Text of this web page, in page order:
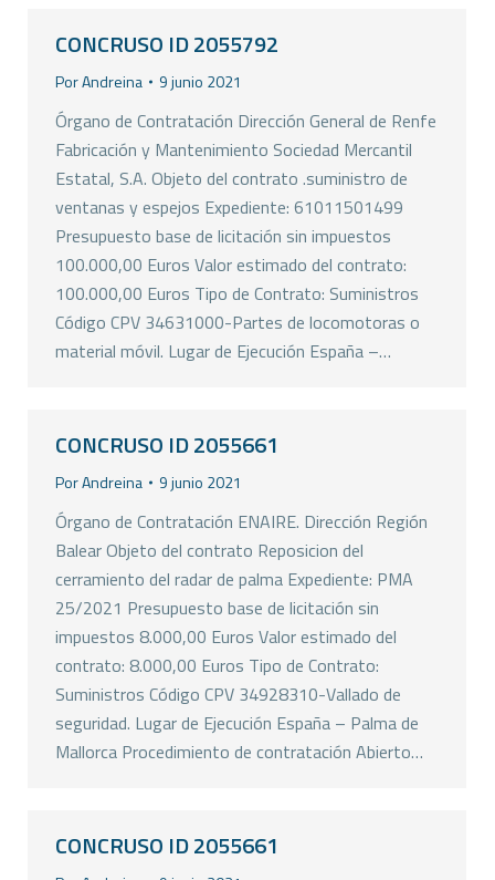
CONCRUSO ID 2055792
PorAndreina 9 junio 2021
Órgano de Contratación Dirección General de Renfe
Fabricación y Mantenimiento Sociedad Mercantil
Estatal, S.A. Objeto del contrato .suministro de
ventanas y espejos Expediente: 61011501499
Presupuesto base de licitación sin impuestos
100.000,00 Euros Valor estimado del contrato:
100.000,00 Euros Tipo de Contrato: Suministros
Código CPV 34631000-Partes de locomotoras o
material móvil. Lugar de Ejecución España –…
CONCRUSO ID 2055661
PorAndreina 9 junio 2021
Órgano de Contratación ENAIRE. Dirección Región
Balear Objeto del contrato Reposicion del
cerramiento del radar de palma Expediente: PMA
25/2021 Presupuesto base de licitación sin
impuestos 8.000,00 Euros Valor estimado del
contrato: 8.000,00 Euros Tipo de Contrato:
Suministros Código CPV 34928310-Vallado de
seguridad. Lugar de Ejecución España – Palma de
Mallorca Procedimiento de contratación Abierto…
CONCRUSO ID 2055661